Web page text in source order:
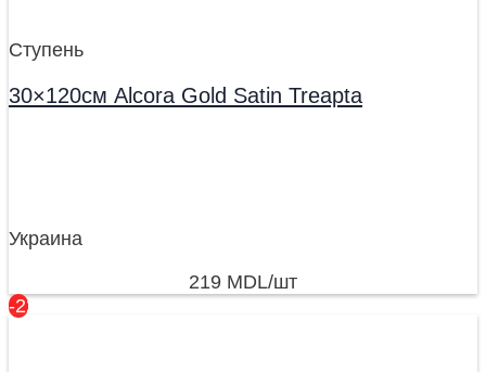
Ступень
30×120см Alcora Gold Satin Treapta
Украина
219 MDL/шт
-22%